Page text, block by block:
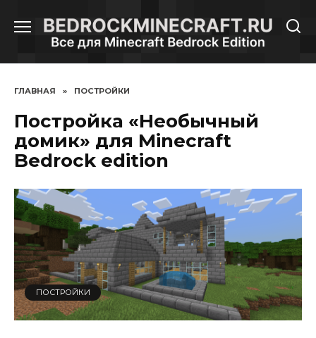
содержанию
ГЛАВНАЯ » ПОСТРОЙКИ
Постройка «Необычный
домик» для Minecraft
Bedrock edition
ПОСТРОЙКИ